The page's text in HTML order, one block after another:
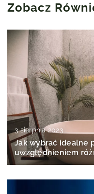
Zobacz
3 sierpnia 2023
Jak wybrać idealne
uwzględnieniem